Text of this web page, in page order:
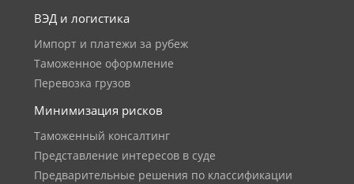
ВЭД и логистика
Импорт и платежи за рубеж
Таможенное оформление
Перевозка грузов
Минимизация рисков
Таможенный консалтинг
Представление интересов в суде
Предварительные решения по классификации